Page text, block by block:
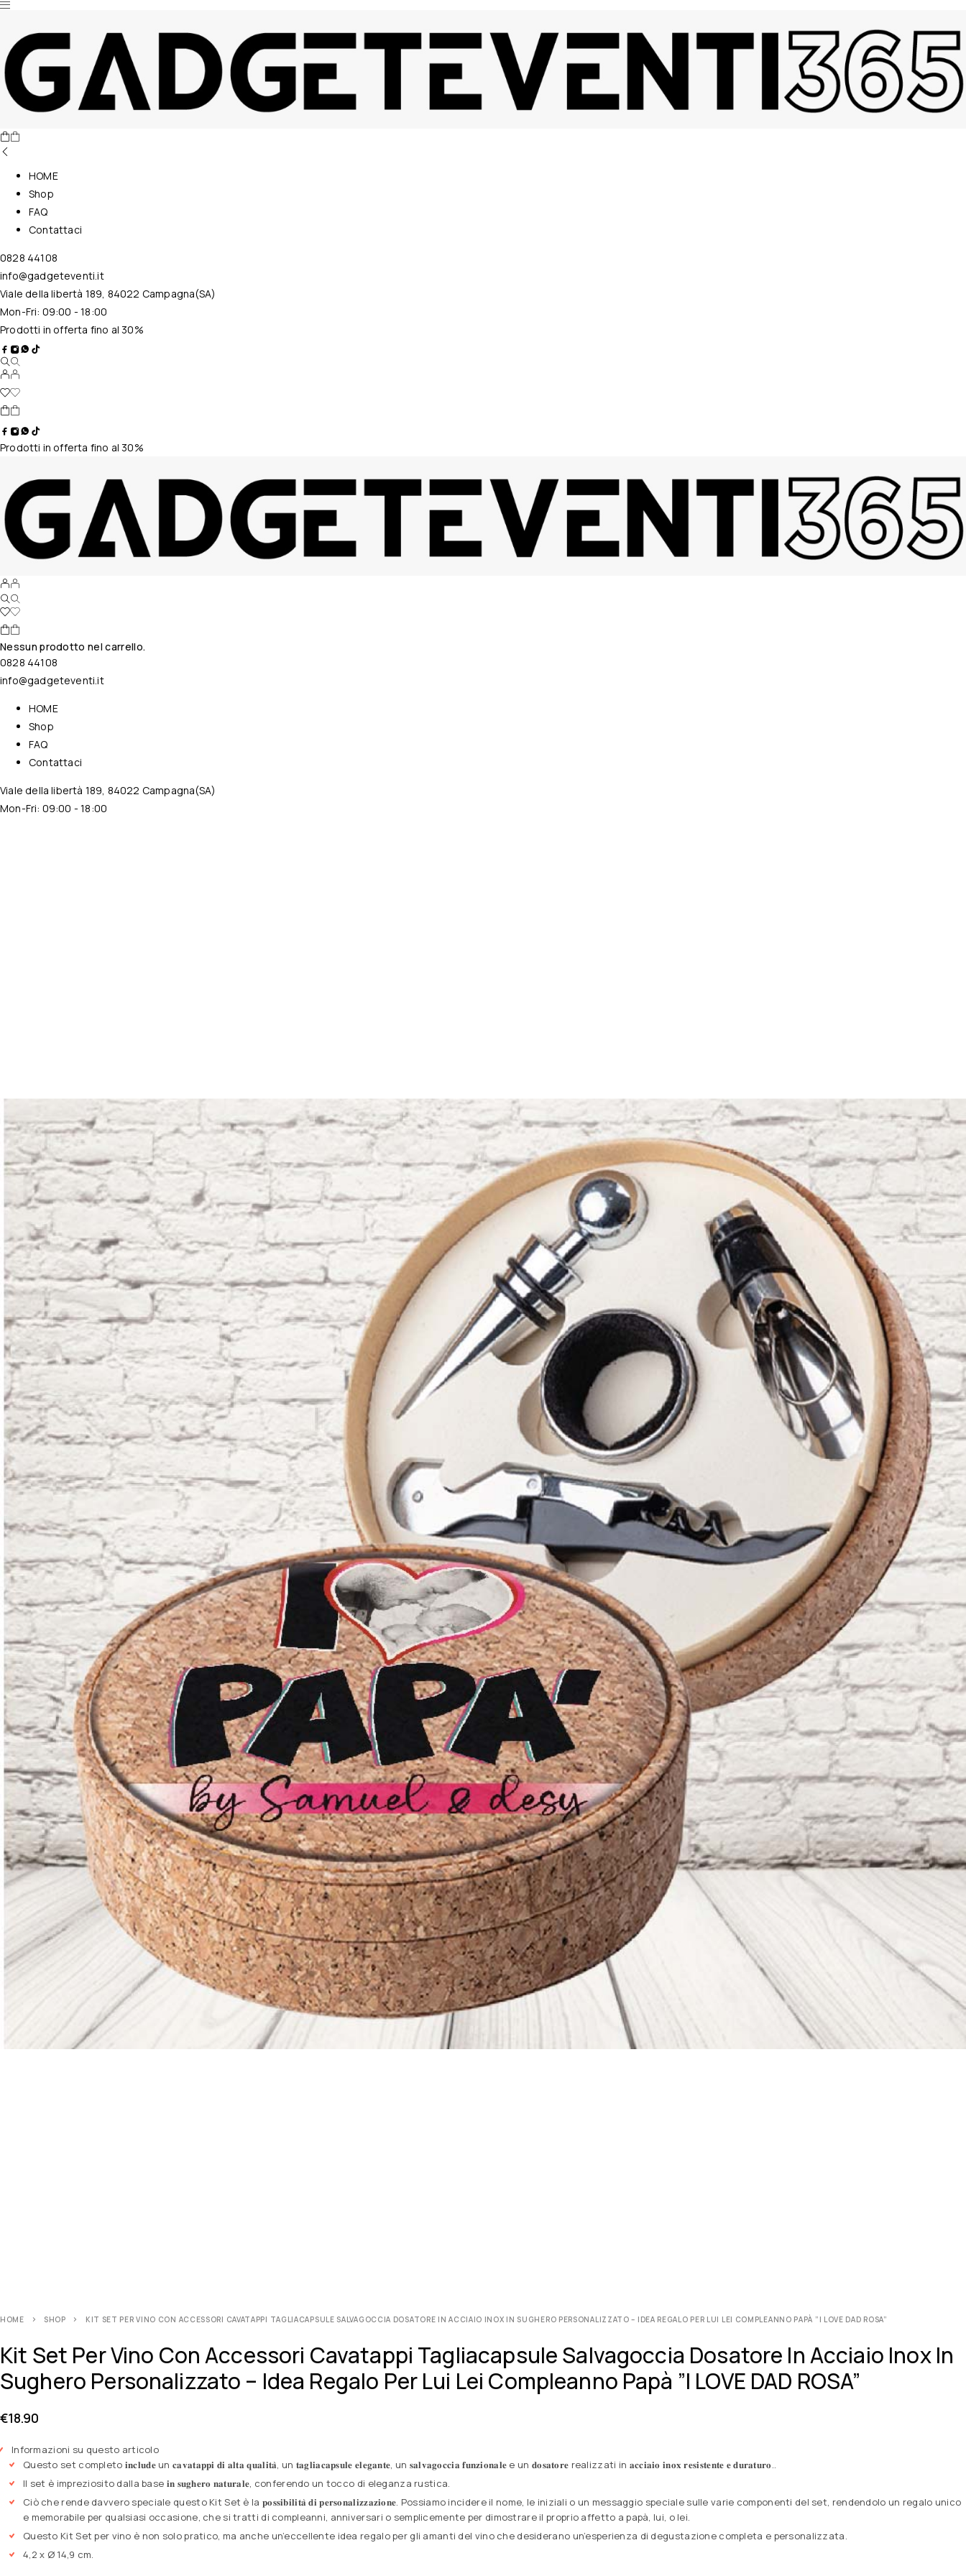
Nessun prodotto nel carrello.
HOME
Shop
FAQ
Contattaci
0828 44108
info@gadgeteventi.it
Viale della libertà 189, 84022 Campagna(SA)
Mon-Fri: 09:00 - 18:00
Prodotti in offerta fino al 30%
Prodotti in offerta fino al 30%
Nessun prodotto nel carrello.
0828 44108
info@gadgeteventi.it
HOME
Shop
FAQ
Contattaci
Viale della libertà 189, 84022 Campagna(SA)
Mon-Fri: 09:00 - 18:00
HOME SHOP KIT SET PER VINO CON ACCESSORI CAVATAPPI TAGLIACAPSULE SALVAGOCCIA DOSATORE IN ACCIAIO INOX IN SUGHERO PERSONALIZZATO – IDEA REGALO PER LUI LEI COMPLEANNO PAPÀ ”I LOVE DAD ROSA”
Kit Set Per Vino Con Accessori Cavatappi Tagliacapsule Salvagoccia Dosatore In Acciaio Inox In
Sughero Personalizzato – Idea Regalo Per Lui Lei Compleanno Papà ”I LOVE DAD ROSA”
€18.90
Informazioni su questo articolo
Questo set completo 𝐢𝐧𝐜𝐥𝐮𝐝𝐞 un 𝐜𝐚𝐯𝐚𝐭𝐚𝐩𝐩𝐢 𝐝𝐢 𝐚𝐥𝐭𝐚 𝐪𝐮𝐚𝐥𝐢𝐭𝐚̀, un 𝐭𝐚𝐠𝐥𝐢𝐚𝐜𝐚𝐩𝐬𝐮𝐥𝐞 𝐞𝐥𝐞𝐠𝐚𝐧𝐭𝐞, un 𝐬𝐚𝐥𝐯𝐚𝐠𝐨𝐜𝐜𝐢𝐚 𝐟𝐮𝐧𝐳𝐢𝐨𝐧𝐚𝐥𝐞 e un 𝐝𝐨𝐬𝐚𝐭𝐨𝐫𝐞 realizzati in 𝐚𝐜𝐜𝐢𝐚𝐢𝐨 𝐢𝐧𝐨𝐱 𝐫𝐞𝐬𝐢𝐬𝐭𝐞𝐧𝐭𝐞 𝐞 𝐝𝐮𝐫𝐚𝐭𝐮𝐫𝐨..
Il set è impreziosito dalla base 𝐢𝐧 𝐬𝐮𝐠𝐡𝐞𝐫𝐨 𝐧𝐚𝐭𝐮𝐫𝐚𝐥𝐞, conferendo un tocco di eleganza rustica.
Ciò che rende davvero speciale questo Kit Set è la 𝐩𝐨𝐬𝐬𝐢𝐛𝐢𝐥𝐢𝐭𝐚̀ 𝐝𝐢 𝐩𝐞𝐫𝐬𝐨𝐧𝐚𝐥𝐢𝐳𝐳𝐚𝐳𝐢𝐨𝐧𝐞. Possiamo incidere il nome, le iniziali o un messaggio speciale sulle varie componenti del set, rendendolo un regalo unico
e memorabile per qualsiasi occasione, che si tratti di compleanni, anniversari o semplicemente per dimostrare il proprio affetto a papà, lui, o lei.
Questo Kit Set per vino è non solo pratico, ma anche un’eccellente idea regalo per gli amanti del vino che desiderano un’esperienza di degustazione completa e personalizzata.
4,2 x Ø 14,9 cm.